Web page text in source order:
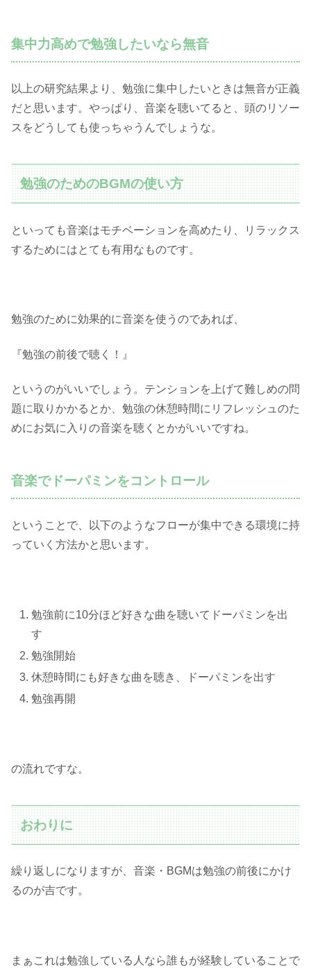
集中力高めで勉強したいなら無音
以上の研究結果より、勉強に集中したいときは無音が正義
だと思います。やっぱり、音楽を聴いてると、頭のリソー
スをどうしても使っちゃうんでしょうな。
勉強のためのBGMの使い方
といっても音楽はモチベーションを高めたり、リラックス
するためにはとても有用なものです。
勉強のために効果的に音楽を使うのであれば、
『勉強の前後で聴く！』
というのがいいでしょう。テンションを上げて難しめの問
題に取りかかるとか、勉強の休憩時間にリフレッシュのた
めにお気に入りの音楽を聴くとかがいいですね。
音楽でドーパミンをコントロール
ということで、以下のようなフローが集中できる環境に持
っていく方法かと思います。
勉強前に10分ほど好きな曲を聴いてドーパミンを出
す
勉強開始
休憩時間にも好きな曲を聴き、ドーパミンを出す
勉強再開
の流れですな。
おわりに
繰り返しになりますが、音楽・BGMは勉強の前後にかけ
るのが吉です。
まぁこれは勉強している人なら誰もが経験していることで